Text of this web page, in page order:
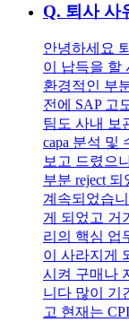
Q. 퇴사 사
안녕하세요
이 납득을 할
환경적인 부
전에 SAP 고
팀도 사내 보
capa 분석 및
보고 드렸으
부분 reject
계속되었습
게 되었고 거
리의 핵심 업
이 사라지게
시켜 구매나
니다 많이 기
고 현재는